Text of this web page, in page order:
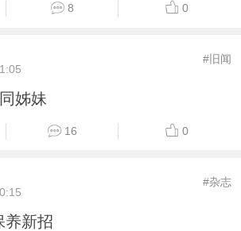
8 0
#旧闻
姊妹
16 0
#杂志
养新招